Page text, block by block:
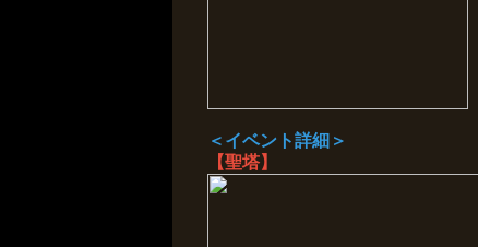
＜イベント詳細＞
【聖塔】